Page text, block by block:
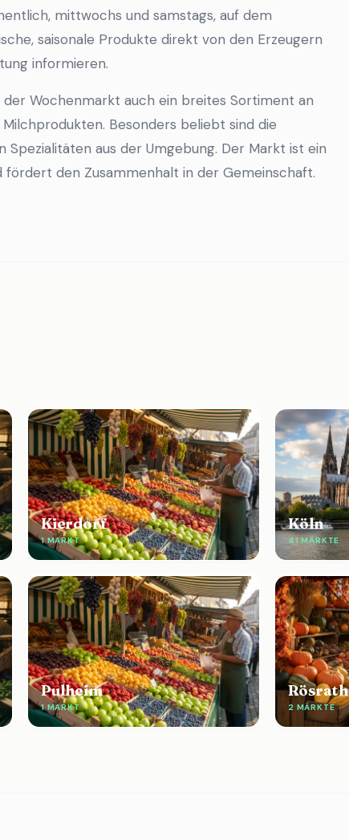
mittwochs und samstags, auf dem
saisonale Produkte direkt von den Erzeugern
informieren.
Wochenmarkt auch ein breites Sortiment an
Besonders beliebt sind die
aus der Umgebung. Der Markt ist ein
den Zusammenhalt in der Gemeinschaft.
Kierdorf
1 MARKT
Köln
41 MÄRKTE
Pulheim
1 MARKT
Rösrath
2 MÄRKTE